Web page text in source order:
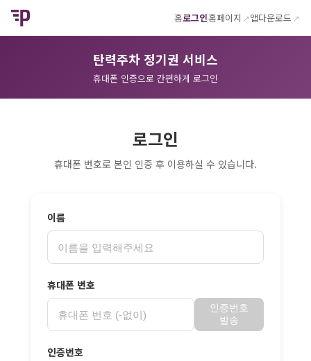
홈로그인홈페이지 앱다운로드
탄력주차 정기권 서비스
휴대폰 인증으로 간편하게 로그인
로그인
휴대폰 번호로 본인 인증 후 이용하실 수 있습니다.
이름
휴대폰 번호
인증번호
발송
인증번호